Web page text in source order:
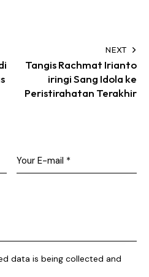
NEXT
Tangis Rachmat Irianto
iringi Sang Idola ke
Peristirahatan Terakhir
data is being collected and